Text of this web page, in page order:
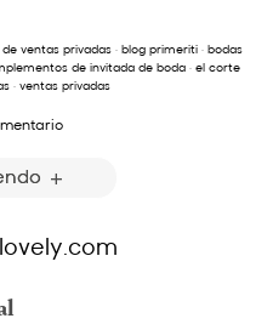
ventas privadas · blog primeriti · bodas
de invitada de boda · el corte
· ventas privadas